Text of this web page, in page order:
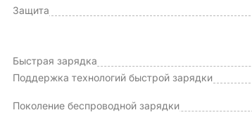
Защита
Быстрая зарядка
Поддержка технологий быстрой зарядки
Поколение беспроводной зарядки